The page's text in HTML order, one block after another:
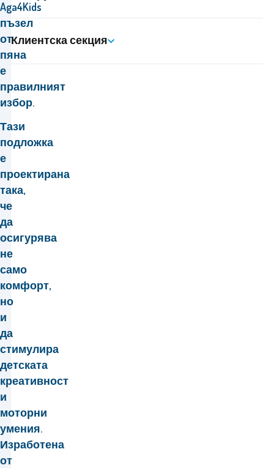
Aga4Kids
пъзел
от
пяна
е
правилният
избор.
Тази
подложка
е
проектирана
така,
че
да
осигурява
не
само
комфорт,
но
и
да
стимулира
детската
креативност
и
моторни
умения.
Изработена
от
Клиентска секция